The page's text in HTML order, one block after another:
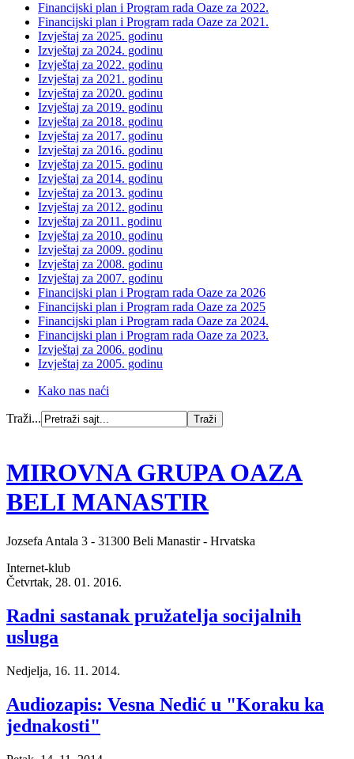
Financijski plan i Program rada Oaze za 2022.
Financijski plan i Program rada Oaze za 2021.
Izvještaj za 2025. godinu
Izvještaj za 2024. godinu
Izvještaj za 2022. godinu
Izvještaj za 2021. godinu
Izvještaj za 2020. godinu
Izvještaj za 2019. godinu
Izvještaj za 2018. godinu
Izvještaj za 2017. godinu
Izvještaj za 2016. godinu
Izvještaj za 2015. godinu
Izvještaj za 2014. godinu
Izvještaj za 2013. godinu
Izvještaj za 2012. godinu
Izvještaj za 2011. godinu
Izvještaj za 2010. godinu
Izvještaj za 2009. godinu
Izvještaj za 2008. godinu
Izvještaj za 2007. godinu
Financijski plan i Program rada Oaze za 2026
Financijski plan i Program rada Oaze za 2025
Financijski plan i Program rada Oaze za 2024.
Financijski plan i Program rada Oaze za 2023.
Izvještaj za 2006. godinu
Izvještaj za 2005. godinu
Kako nas naći
Traži...
MIROVNA GRUPA OAZA
BELI MANASTIR
Jozsefa Antala 3 - 31300 Beli Manastir - Hrvatska
Internet-klub
Četvrtak, 28. 01. 2016.
Radni sastanak pružatelja socijalnih
usluga
Nedjelja, 16. 11. 2014.
Audiozapis: Vesna Nedić u "Koraku ka
jednakosti"